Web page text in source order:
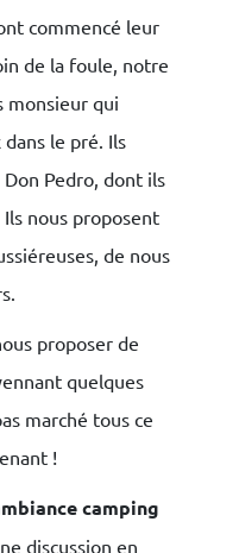
commencé leur
de la foule, notre
monsieur qui
le pré. Ils
Pedro, dont ils
nous proposent
de nous
proposer de
quelques
marché tous ce
!
camping
discussion en